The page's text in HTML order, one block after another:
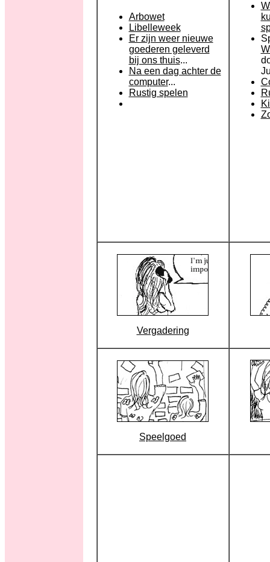
Arbowet
Libelleweek
Er zijn weer nieuwe
goederen geleverd
bij ons thuis...
Na een dag achter de
computer...
Rustig spelen
Vergadering
Speelgoed